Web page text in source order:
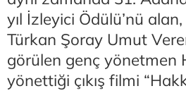
yıl İzleyici Ödülü’nü
Türkan Şoray Umut
görülen genç yönetmen
yönettiği çıkış filmi